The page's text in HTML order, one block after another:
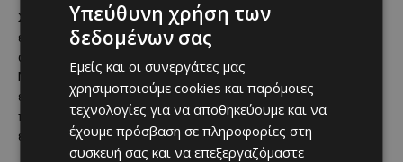
Συνολικά, ο διεθνής Τύπος καταλήγει ότι ο κόσμος
εισέρχεται σε περίοδο βαθιάς αβεβαιότητας: η
αποσταθεροποίηση στη Μέση Ανατολή, οι τριγμοί στο
ΝΑΤΟ, η κατάρρευση μηχανισμών πυρηνικού ελέγχου και οι
εντάσεις στην Ασία συγκροτούν ένα νέο γεωπολιτικό
περιβάλλον, λιγότερο προβλέψιμο και σαφώς πιο
επικίνδυνο από τις προηγούμενες δεκαετίες.
Υπεύθυνη χρήση των
δεδομένων σας
Εμείς και οι συνεργάτες μας
χρησιμοποιούμε cookies και παρόμοιες
τεχνολογίες για να αποθηκεύουμε και να
έχουμε πρόσβαση σε πληροφορίες στη
συσκευή σας και να επεξεργαζόμαστε